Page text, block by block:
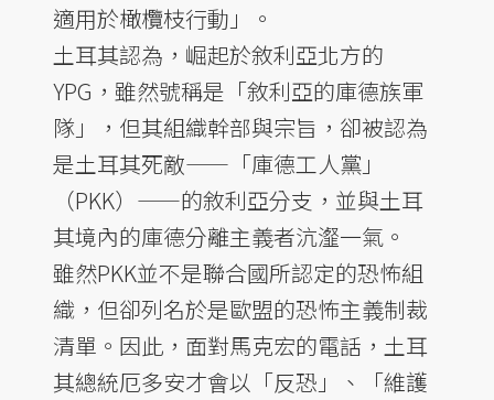
適用於橄欖枝行動」。
土耳其認為，崛起於敘利亞北方的
YPG，雖然號稱是「敘利亞的庫德族軍
隊」，但其組織幹部與宗旨，卻被認為
是土耳其死敵——「庫德工人黨」
（PKK）——的敘利亞分支，並與土耳
其境內的庫德分離主義者沆瀣一氣。
雖然PKK並不是聯合國所認定的恐怖組
織，但卻列名於是歐盟的恐怖主義制裁
清單。因此，面對馬克宏的電話，土耳
其總統厄多安才會以「反恐」、「維護